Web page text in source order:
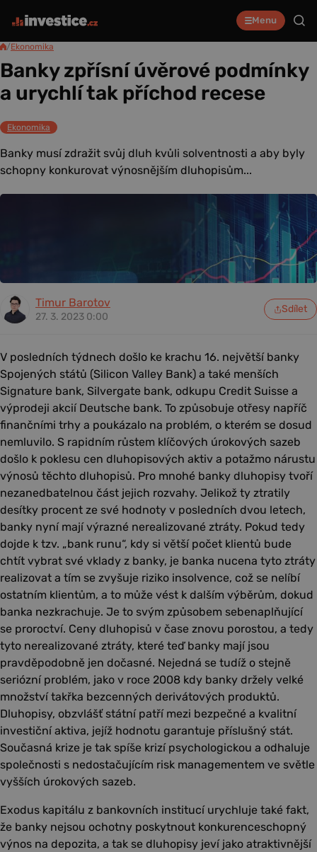
Menu
/Ekonomika
Banky zpřísní úvěrové podmínky
a urychlí tak příchod recese
Ekonomika
Banky musí zdražit svůj dluh kvůli solventnosti a aby byly
schopny konkurovat výnosnějším dluhopisům...
Timur Barotov
27. 3. 2023 0:00
Sdílet
V posledních týdnech došlo ke krachu 16. největší banky
Spojených států (Silicon Valley Bank) a také menších
Signature bank, Silvergate bank, odkupu Credit Suisse a
výprodeji akcií Deutsche bank. To způsobuje otřesy napříč
finančními trhy a poukázalo na problém, o kterém se dosud
nemluvilo. S rapidním růstem klíčových úrokových sazeb
došlo k poklesu cen dluhopisových aktiv a potažmo nárustu
výnosů těchto dluhopisů. Pro mnohé banky dluhopisy tvoří
nezanedbatelnou část jejich rozvahy. Jelikož ty ztratily
desítky procent ze své hodnoty v posledních dvou letech,
banky nyní mají výrazné nerealizované ztráty. Pokud tedy
dojde k tzv. „bank runu“, kdy si větší počet klientů bude
chtít vybrat své vklady z banky, je banka nucena tyto ztráty
realizovat a tím se zvyšuje riziko insolvence, což se nelíbí
ostatním klientům, a to může vést k dalším výběrům, dokud
banka nezkrachuje. Je to svým způsobem sebenaplňující
se proroctví. Ceny dluhopisů v čase znovu porostou, a tedy
tyto nerealizované ztráty, které teď banky mají jsou
pravděpodobně jen dočasné. Nejedná se tudíž o stejně
seriózní problém, jako v roce 2008 kdy banky držely velké
množství takřka bezcenných derivátových produktů.
Dluhopisy, obzvlášť státní patří mezi bezpečné a kvalitní
investiční aktiva, jejíž hodnotu garantuje příslušný stát.
Současná krize je tak spíše krizí psychologickou a odhaluje
společnosti s nedostačujícím risk managementem ve světle
vyšších úrokových sazeb.
Exodus kapitálu z bankovních institucí urychluje také fakt,
že banky nejsou ochotny poskytnout konkurenceschopný
výnos na depozita, a tak se dluhopisy jeví jako atraktivnější